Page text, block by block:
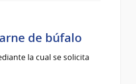
de búfalo
la cual se solicita